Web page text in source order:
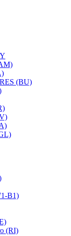
(BU)
B1)
(RI)